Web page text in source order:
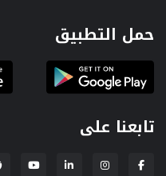
حمل التطبيق
تابعنا على